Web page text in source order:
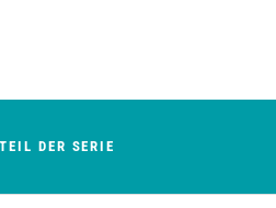
DER SERIE